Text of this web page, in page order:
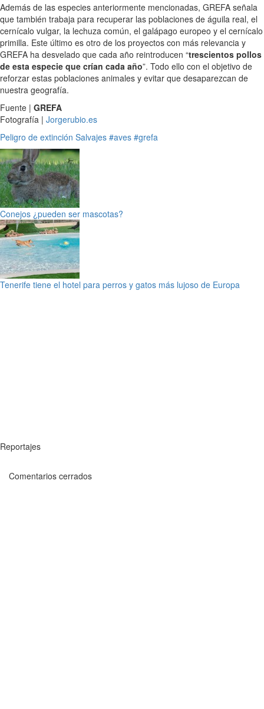
Además de las especies anteriormente mencionadas, GREFA señala
que también trabaja para recuperar las poblaciones de águila real, el
cernícalo vulgar, la lechuza común, el galápago europeo y el cernícalo
primilla. Este último es otro de los proyectos con más relevancia y
GREFA ha desvelado que cada año reintroducen “trescientos pollos
de esta especie que crían cada año”. Todo ello con el objetivo de
reforzar estas poblaciones animales y evitar que desaparezcan de
nuestra geografía.
Fuente | GREFA
Fotografía | Jorgerubio.es
Peligro de extinción Salvajes #aves #grefa
Conejos ¿pueden ser mascotas?
Tenerife tiene el hotel para perros y gatos más lujoso de Europa
Reportajes
Comentarios cerrados